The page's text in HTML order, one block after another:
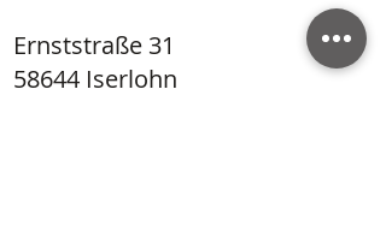
Ernststraße 31
58644 Iserlohn